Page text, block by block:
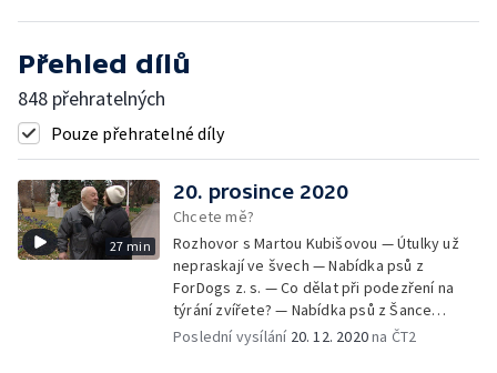
Přehled dílů
848 přehratelných
Pouze přehratelné díly
27 min
20. prosince 2020
Chcete mě?
Rozhovor s Martou Kubišovou — Útulky už
nepraskají ve švech — Nabídka psů z
ForDogs z. s. — Co dělat při podezření na
týrání zvířete? — Nabídka psů z Šance
zvířatům — Rozloučení
Poslední vysílání 20. 12. 2020na ČT2